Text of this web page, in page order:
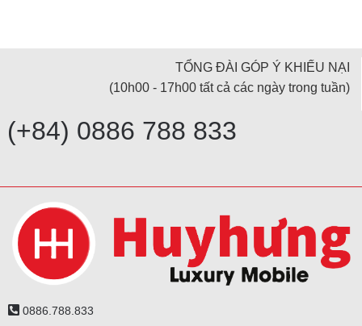
TỔNG ĐÀI GÓP Ý KHIẾU NẠI
(10h00 - 17h00 tất cả các ngày trong tuần)
(+84) 0886 788 833
0886.788.833